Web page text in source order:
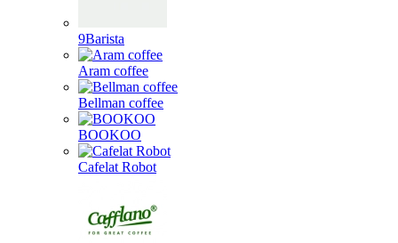
9Barista
Aram coffee
Bellman coffee
BOOKOO
Cafelat Robot